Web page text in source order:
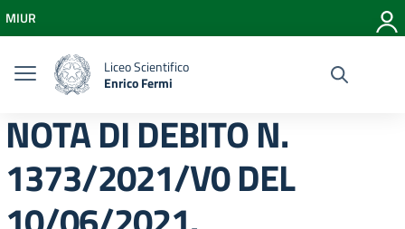
Vai al menu di navigazione
Vai al footer
MIUR
Liceo Scientifico
Enrico Fermi
NOTA DI DEBITO N.
1373/2021/V0 DEL